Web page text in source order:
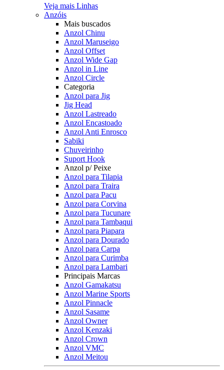
Veja mais Linhas
Anzóis
Mais buscados
Anzol Chinu
Anzol Maruseigo
Anzol Offset
Anzol Wide Gap
Anzol in Line
Anzol Circle
Categoria
Anzol para Jig
Jig Head
Anzol Lastreado
Anzol Encastoado
Anzol Anti Enrosco
Sabiki
Chuveirinho
Suport Hook
Anzol p/ Peixe
Anzol para Tilapia
Anzol para Traira
Anzol para Pacu
Anzol para Corvina
Anzol para Tucunare
Anzol para Tambaqui
Anzol para Piapara
Anzol para Dourado
Anzol para Carpa
Anzol para Curimba
Anzol para Lambari
Principais Marcas
Anzol Gamakatsu
Anzol Marine Sports
Anzol Pinnacle
Anzol Sasame
Anzol Owner
Anzol Kenzaki
Anzol Crown
Anzol VMC
Anzol Meitou